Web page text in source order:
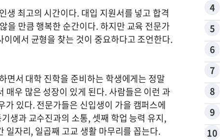
생 최고의 시간이다. 대입 지원서를 넣고 합격
을 만큼 행복한 순간이다. 하지만 교육 전문가
에서 균형을 찾는 것이 중요하다고 조언한다.
면서 대학 진학을 준비하는 학생에게는 정말
우 많은 성장이 있게 된다. 사람들은 이런 과
있다. 전문가들은 신입생이 가을 캠퍼스에
생과 교수진과의 소통, 셋째 학업 능력 유지,
일자리, 일곱째 고교 생활 마무리를 꼽는다.
4
5
6
7
8
9
10